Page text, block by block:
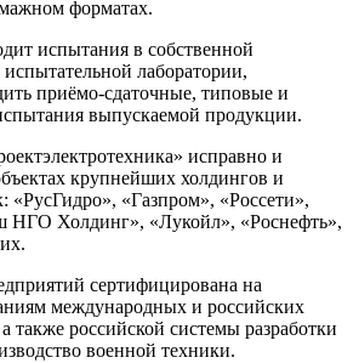
форматах.
испытания в собственной
лаборатории,
приёмо-сдаточные, типовые и
выпускаемой продукции.
исправно и
крупнейших холдингов и
«РусГидро», «Газпром», «Россети»,
НГО Холдинг», «Лукойл», «Роснефть»,
сертифицирована на
международных и российских
а также российской системы разработки
военной техники.